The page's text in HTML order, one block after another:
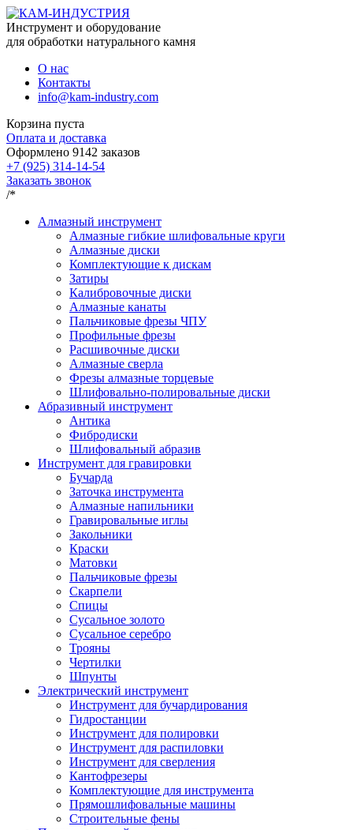
Инструмент и оборудование
для обработки натурального камня
О нас
Контакты
info@kam-industry.com
Корзина пуста
Оплата и доставка
Оформлено 9142 заказов
+7 (925) 314-14-54
Заказать звонок
/*
Алмазный инструмент
Алмазные гибкие шлифовальные круги
Алмазные диски
Комплектующие к дискам
Затиры
Калибровочные диски
Алмазные канаты
Пальчиковые фрезы ЧПУ
Профильные фрезы
Расшивочные диски
Алмазные сверла
Фрезы алмазные торцевые
Шлифовально-полировальные диски
Абразивный инструмент
Антика
Фибродиски
Шлифовальный абразив
Инструмент для гравировки
Бучарда
Заточка инструмента
Алмазные напильники
Гравировальные иглы
Закольники
Краски
Матовки
Пальчиковые фрезы
Скарпели
Спицы
Сусальное золото
Сусальное серебро
Трояны
Чертилки
Шпунты
Электрический инструмент
Инструмент для бучардирования
Гидростанции
Инструмент для полировки
Инструмент для распиловки
Инструмент для сверления
Кантофрезеры
Комплектующие для инструмента
Прямошлифовальные машины
Строительные фены